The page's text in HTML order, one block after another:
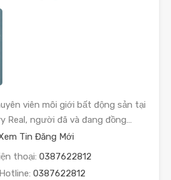
viên môi giới bất động sản tại
Real, người đã và đang đồng…
Tin Đăng Mới
thoại: 0387622812
Hotline: 0387622812